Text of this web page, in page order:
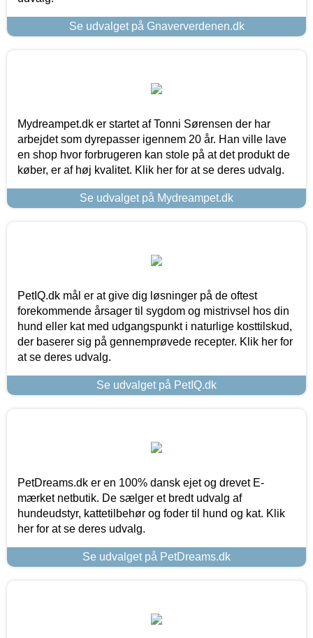
Se udvalget på Gnaververdenen.dk
Mydreampet.dk er startet af Tonni Sørensen der har
arbejdet som dyrepasser igennem 20 år. Han ville lave
en shop hvor forbrugeren kan stole på at det produkt de
køber, er af høj kvalitet. Klik her for at se deres udvalg.
Se udvalget på Mydreampet.dk
PetIQ.dk mål er at give dig løsninger på de oftest
forekommende årsager til sygdom og mistrivsel hos din
hund eller kat med udgangspunkt i naturlige kosttilskud,
der baserer sig på gennemprøvede recepter. Klik her for
at se deres udvalg.
Se udvalget på PetIQ.dk
PetDreams.dk er en 100% dansk ejet og drevet E-
mærket netbutik. De sælger et bredt udvalg af
hundeudstyr, kattetilbehør og foder til hund og kat. Klik
her for at se deres udvalg.
Se udvalget på PetDreams.dk